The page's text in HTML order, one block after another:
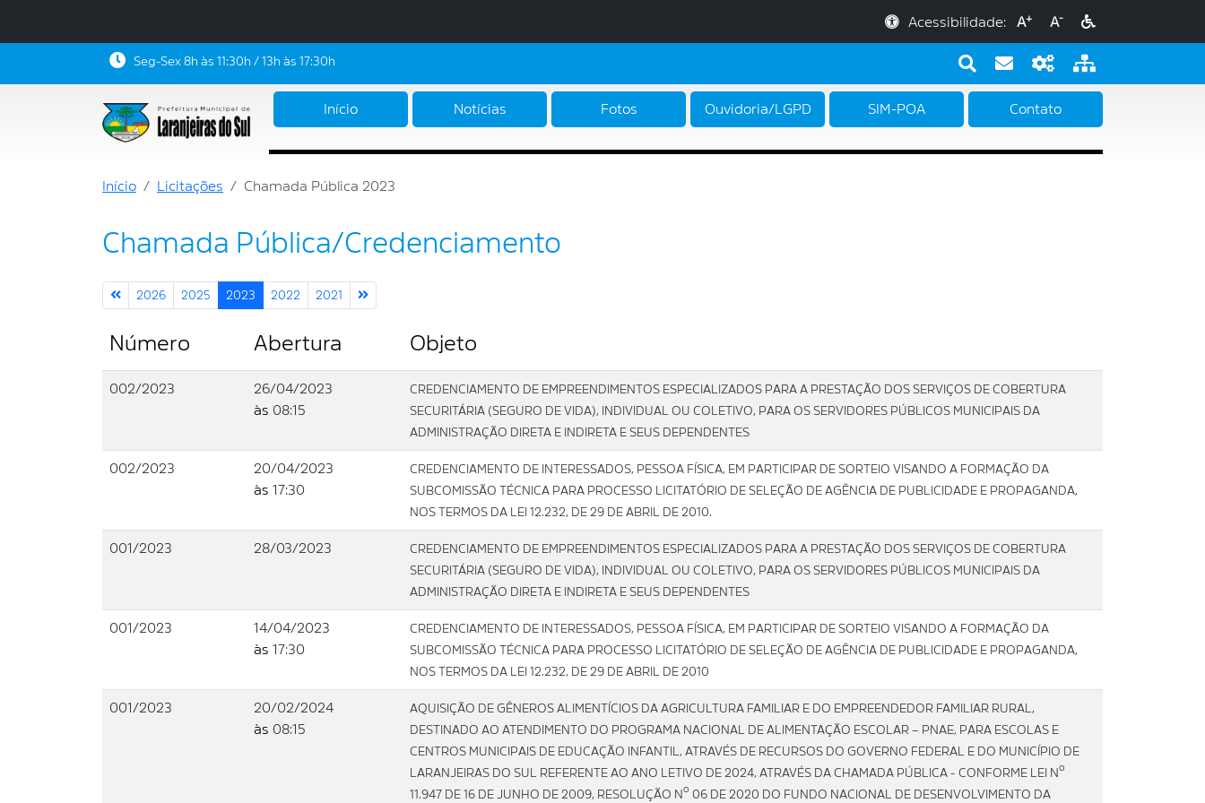
Acessibilidade: A+ A-
Seg-Sex 8h às 11:30h / 13h às 17:30h
Início Notícias Fotos Ouvidoria/LGPD SIM-POA Contato
Início Licitações Chamada Pública 2023
Chamada Pública/Credenciamento
2026 2025 2023 2022 2021
Número Abertura Objeto
002/2023
26/04/2023
às 08:15
CREDENCIAMENTO DE EMPREENDIMENTOS ESPECIALIZADOS PARA A PRESTAÇÃO DOS SERVIÇOS DE COBERTURA
SECURITÁRIA (SEGURO DE VIDA), INDIVIDUAL OU COLETIVO, PARA OS SERVIDORES PÚBLICOS MUNICIPAIS DA
ADMINISTRAÇÃO DIRETA E INDIRETA E SEUS DEPENDENTES
002/2023
20/04/2023
às 17:30
CREDENCIAMENTO DE INTERESSADOS, PESSOA FÍSICA, EM PARTICIPAR DE SORTEIO VISANDO A FORMAÇÃO DA
SUBCOMISSÃO TÉCNICA PARA PROCESSO LICITATÓRIO DE SELEÇÃO DE AGÊNCIA DE PUBLICIDADE E PROPAGANDA,
NOS TERMOS DA LEI 12.232, DE 29 DE ABRIL DE 2010.
001/2023 28/03/2023
CREDENCIAMENTO DE EMPREENDIMENTOS ESPECIALIZADOS PARA A PRESTAÇÃO DOS SERVIÇOS DE COBERTURA
SECURITÁRIA (SEGURO DE VIDA), INDIVIDUAL OU COLETIVO, PARA OS SERVIDORES PÚBLICOS MUNICIPAIS DA
ADMINISTRAÇÃO DIRETA E INDIRETA E SEUS DEPENDENTES
001/2023
14/04/2023
às 17:30
CREDENCIAMENTO DE INTERESSADOS, PESSOA FÍSICA, EM PARTICIPAR DE SORTEIO VISANDO A FORMAÇÃO DA
SUBCOMISSÃO TÉCNICA PARA PROCESSO LICITATÓRIO DE SELEÇÃO DE AGÊNCIA DE PUBLICIDADE E PROPAGANDA,
NOS TERMOS DA LEI 12.232, DE 29 DE ABRIL DE 2010
001/2023
20/02/2024
às 08:15
AQUISIÇÃO DE GÊNEROS ALIMENTÍCIOS DA AGRICULTURA FAMILIAR E DO EMPREENDEDOR FAMILIAR RURAL,
DESTINADO AO ATENDIMENTO DO PROGRAMA NACIONAL DE ALIMENTAÇÃO ESCOLAR – PNAE, PARA ESCOLAS E
CENTROS MUNICIPAIS DE EDUCAÇÃO INFANTIL, ATRAVÉS DE RECURSOS DO GOVERNO FEDERAL E DO MUNICÍPIO DE
LARANJEIRAS DO SUL REFERENTE AO ANO LETIVO DE 2024, ATRAVÉS DA CHAMADA PÚBLICA - CONFORME LEI Nº
11.947 DE 16 DE JUNHO DE 2009, RESOLUÇÃO Nº 06 DE 2020 DO FUNDO NACIONAL DE DESENVOLVIMENTO DA